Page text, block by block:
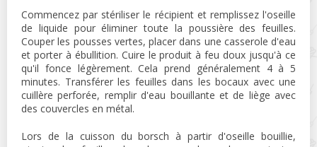
Commencez par stériliser le récipient et remplissez l'oseille
de liquide pour éliminer toute la poussière des feuilles.
Couper les pousses vertes, placer dans une casserole d'eau
et porter à ébullition. Cuire le produit à feu doux jusqu'à ce
qu'il fonce légèrement. Cela prend généralement 4 à 5
minutes. Transférer les feuilles dans les bocaux avec une
cuillère perforée, remplir d'eau bouillante et de liège avec
des couvercles en métal.
Lors de la cuisson du borsch à partir d'oseille bouillie,